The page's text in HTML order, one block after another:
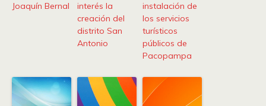
Joaquín Bernal
interés la
creación del
distrito San
Antonio
instalación de
los servicios
turísticos
públicos de
Pacopampa